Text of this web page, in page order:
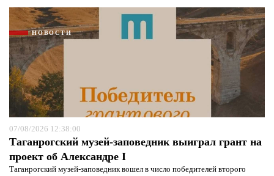
НОВОСТИ
07/08/2026 12:38:00
Таганрогский музей-заповедник выиграл грант на
проект об Александре I
Таганрогский музей-заповедник вошел в число победителей второго